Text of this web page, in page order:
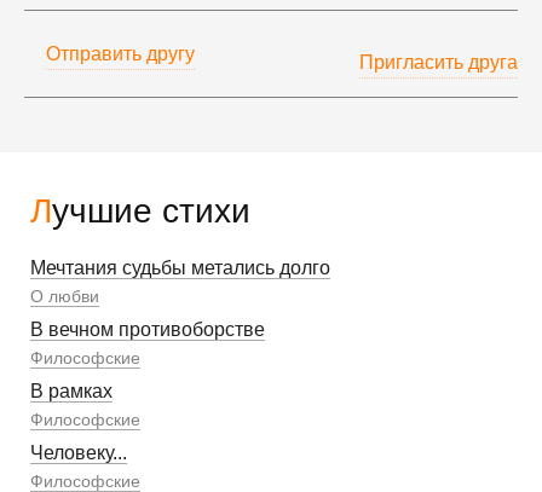
Лучшие стихи
Мечтания судьбы метались долго
О любви
В вечном противоборстве
Философские
В рамках
Философские
Человеку...
Философские
Отправить другу Пригласить друга